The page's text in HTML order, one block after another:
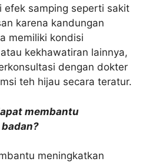
efek samping seperti sakit
karena kandungan
memiliki kondisi
kekhawatiran lainnya,
dengan dokter
teh hijau secara teratur.
membantu
meningkatkan